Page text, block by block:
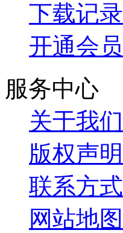
下载记录
开通会员
服务中心
关于我们
版权声明
联系方式
网站地图